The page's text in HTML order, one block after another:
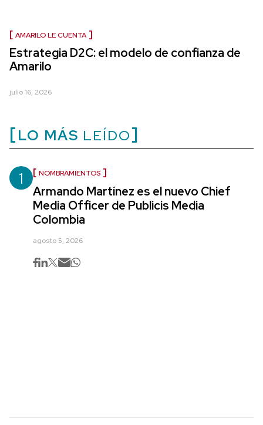
AMARILO LE CUENTA
Estrategia D2C: el modelo de confianza de
Amarilo
julio 16, 2026
LO MÁS LEÍDO
1 NOMBRAMIENTOS
Armando Martínez es el nuevo Chief
Media Officer de Publicis Media
Colombia
agosto 5, 2026